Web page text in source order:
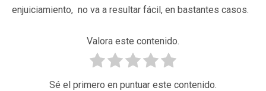
enjuiciamiento, no va a resultar fácil, en bastantes casos.
Valora este contenido.
Sé el primero en puntuar este contenido.